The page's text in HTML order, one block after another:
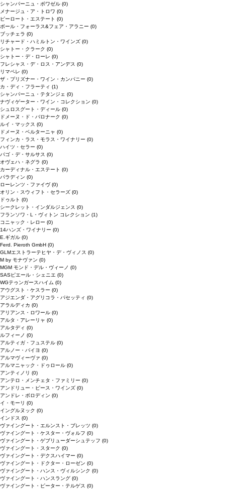
シャンパーニュ・ボワゼル (0)
メナージュ・ア・トロワ (0)
ピーロート・エステート (0)
ボール・フォーラス&フェア・アラニー (0)
ブッチェラ (0)
リチャード・ハミルトン・ワインズ (0)
シャトー・クラーク (0)
シャトー・デ・ローレ (0)
フレシャス・デ・ロス・アンデス (0)
リマペレ (0)
ザ・プリズナー・ワイン・カンパニー (0)
カ・ディ・フラーティ (1)
シャンパーニュ・テタンジェ (0)
ナヴィゲーター・ワイン・コレクション (0)
シュロスグート・ディール (0)
ドメーヌ・ド・バロナーク (0)
ルイ・マックス (0)
ドメーヌ・ベルターニャ (0)
フィンカ・ラス・モラス・ワイナリー (0)
ハイツ・セラー (0)
パゴ・デ・サルサス (0)
オヴェハ・ネグラ (0)
カーディナル・エステート (0)
パラディン (0)
ローレンツ・ファイヴ(0)
オリン・スウィフト・セラーズ (0)
ドゥルト (0)
シークレット・インダルジェンス (0)
フランソワ・L・ヴィトン コレクション (1)
コニャック・レロー (0)
14ハンズ・ワイナリー (0)
E.ギガル (0)
Ferd. Pieroth GmbH (0)
GLMエストラーテヒヤ・デ・ヴィノス (0)
M by モナヴァン (0)
MGM モンド・デル・ヴィーノ (0)
SASピエール・シェニエ (0)
WGテゥンガースハイム (0)
アウグスト・ケスラー (0)
アジエンダ・アグリコラ・パセッティ (0)
アラルディカ (0)
アリアンス・ロワール (0)
アルタ・アレーリャ (0)
アルタディ (0)
ルフィーノ (0)
アルティガ・フュステル (0)
アルノー・バイヨ (0)
アルマヴィーヴァ (0)
アルマニャック・ドゥロール (0)
アンティノリ (0)
アンテロ・メンチェタ・ファミリー (0)
アンドリュー・ピース・ワインズ (0)
アンドレ・ボロディン (0)
イ・モーリ (0)
イングルヌック (0)
インドス (0)
ヴァイングート・エルンスト・ブレッツ (0)
ヴァイングート・ケスター・ヴォルフ (0)
ヴァイングート・ゲブリューダーシュテッフ (0)
ヴァイングート・スターク (0)
ヴァイングート・デクスハイマー (0)
ヴァイングート・ドクター・ローゼン (0)
ヴァイングート・ハンス・ヴィルシンク (0)
ヴァイングート・ハンスラング (0)
ヴァイングート・ピーター・テルゲス (0)